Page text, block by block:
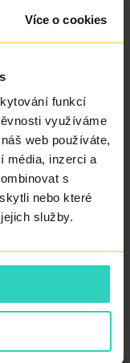
Více o cookies
funkcí
využíváme
web používáte,
média, inzerci a
s
nebo které
služby.
kapacity pro
s krátkou
–